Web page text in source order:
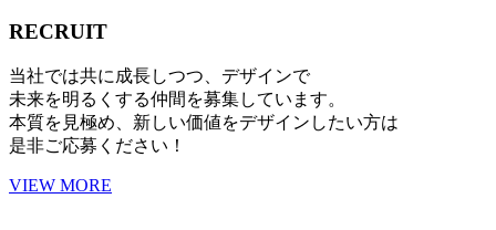
RECRUIT
当社では共に成長しつつ、デザインで
未来を明るくする仲間を募集しています。
本質を見極め、新しい価値をデザインしたい方は
是非ご応募ください！
VIEW MORE